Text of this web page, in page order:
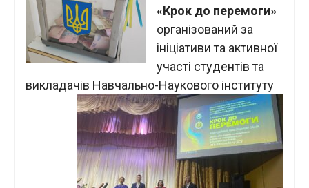
«Крок до перемоги»
організований за
ініціативи та активної
участі студентів та
викладачів Навчально-Наукового інституту